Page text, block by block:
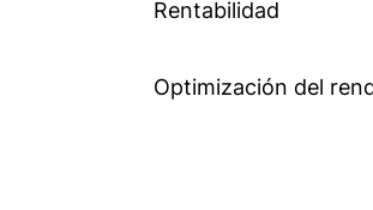
Rentabilidad
Optimización del